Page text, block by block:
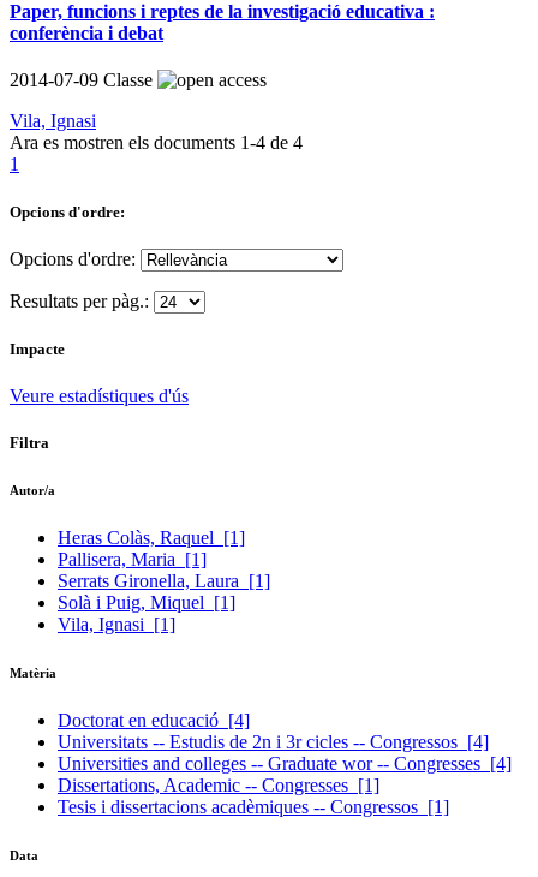
Paper, funcions i reptes de la investigació educativa :
conferència i debat
2014-07-09 Classe
Vila, Ignasi
Ara es mostren els documents 1-4 de 4
1
Opcions d'ordre:
Opcions d'ordre:
Resultats per pàg.:
Impacte
Veure estadístiques d'ús
Filtra
Autor/a
Heras Colàs, Raquel [1]
Pallisera, Maria [1]
Serrats Gironella, Laura [1]
Solà i Puig, Miquel [1]
Vila, Ignasi [1]
Matèria
Doctorat en educació [4]
Universitats -- Estudis de 2n i 3r cicles -- Congressos [4]
Universities and colleges -- Graduate wor -- Congresses [4]
Dissertations, Academic -- Congresses [1]
Tesis i dissertacions acadèmiques -- Congressos [1]
Data